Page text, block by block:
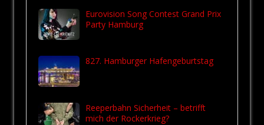
Eurovision Song Contest Grand Prix
Party Hamburg
827. Hamburger Hafengeburtstag
Reeperbahn Sicherheit – betrifft
mich der Rockerkrieg?